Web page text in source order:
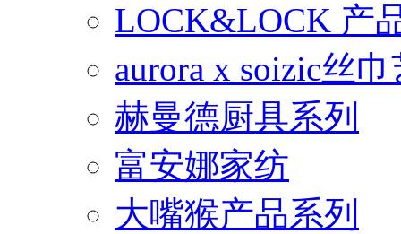
LOCK&LOCK 产
aurora x soizic丝
赫曼德厨具系列
富安娜家纺
大嘴猴产品系列